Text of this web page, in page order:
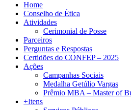
Home
Conselho de Ética
Atividades
Cerimonial de Posse
Parceiros
Perguntas e Respostas
Certidões do CONFEP – 2025
Ações
Campanhas Sociais
Medalha Getúlio Vargas
Prêmio MBA – Master of
+Itens